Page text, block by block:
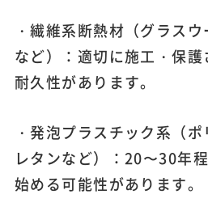
・繊維系断熱材（グラス
など）：適切に施工・保
耐久性があります。
・発泡プラスチック系（
レタンなど）：20〜30年
始める可能性があります。